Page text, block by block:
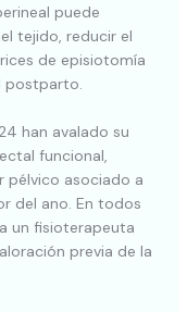
puede
tejido, reducir el
de episiotomía
postparto.
han avalado su
funcional,
pélvico asociado a
del ano. En todos
un fisioterapeuta
previa de la